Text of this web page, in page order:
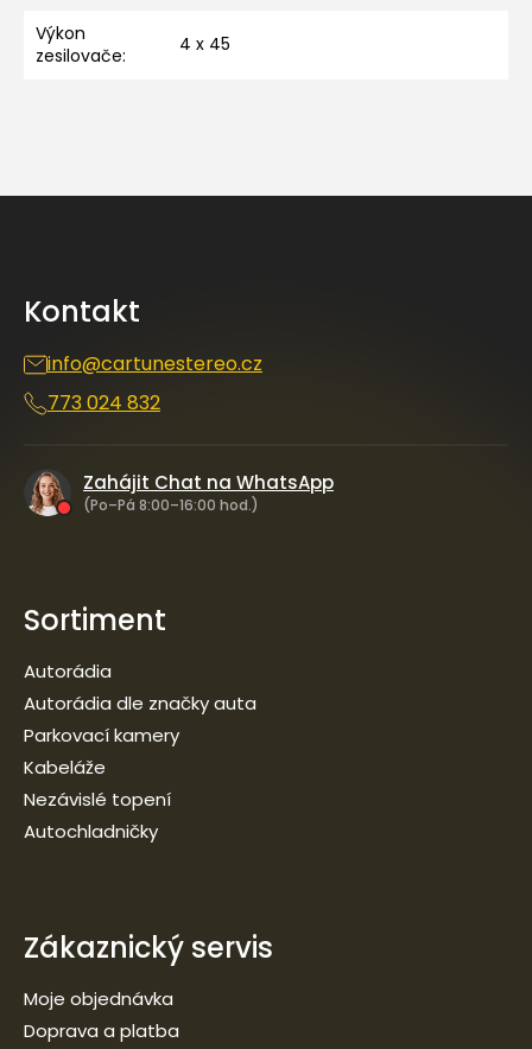
Výkon
zesilovače: 4 x 45
Kontakt
info@cartunestereo.cz
773 024 832
Zahájit Chat na WhatsApp
(Po–Pá 8:00–16:00 hod.)
Sortiment
Autorádia
Autorádia dle značky auta
Parkovací kamery
Kabeláže
Nezávislé topení
Autochladničky
Zákaznický servis
Moje objednávka
Doprava a platba